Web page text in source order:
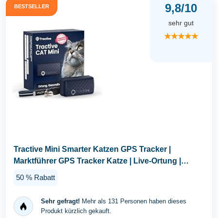
BESTSELLER 9,8/10
sehr gut
★★★★★
Tractive Mini Smarter Katzen GPS Tracker |
Marktführer GPS Tracker Katze | Live-Ortung |
50 % Rabatt
Sehr gefragt! Mehr als 131 Personen haben dieses
Produkt kürzlich gekauft.